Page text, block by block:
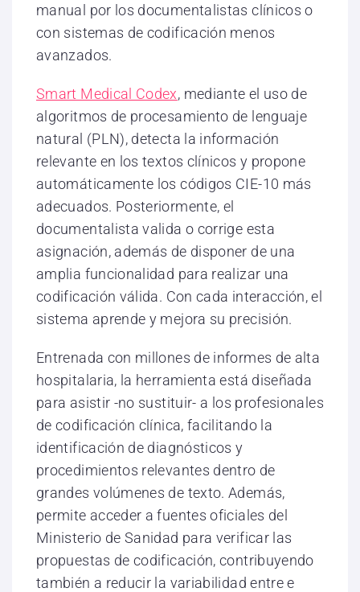
manual por los documentalistas clínicos o
con sistemas de codificación menos
avanzados.
Smart Medical Codex, mediante el uso de
algoritmos de procesamiento de lenguaje
natural (PLN), detecta la información
relevante en los textos clínicos y propone
automáticamente los códigos CIE-10 más
adecuados. Posteriormente, el
documentalista valida o corrige esta
asignación, además de disponer de una
amplia funcionalidad para realizar una
codificación válida. Con cada interacción, el
sistema aprende y mejora su precisión.
Entrenada con millones de informes de alta
hospitalaria, la herramienta está diseñada
para asistir -no sustituir- a los profesionales
de codificación clínica, facilitando la
identificación de diagnósticos y
procedimientos relevantes dentro de
grandes volúmenes de texto. Además,
permite acceder a fuentes oficiales del
Ministerio de Sanidad para verificar las
propuestas de codificación, contribuyendo
también a reducir la variabilidad entre e